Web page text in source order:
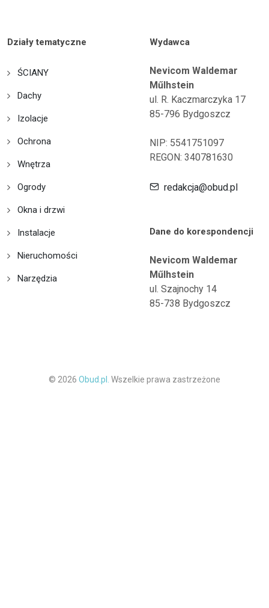
Działy tematyczne
ŚCIANY
Dachy
Izolacje
Ochrona
Wnętrza
Ogrody
Okna i drzwi
Instalacje
Nieruchomości
Narzędzia
Wydawca
Nevicom Waldemar
Műlhstein
ul. R. Kaczmarczyka 17
85-796 Bydgoszcz
NIP: 5541751097
REGON: 340781630
redakcja@obud.pl
Dane do korespondencji
Nevicom Waldemar
Műlhstein
ul. Szajnochy 14
85-738 Bydgoszcz
© 2026 Obud.pl. Wszelkie prawa zastrzeżone